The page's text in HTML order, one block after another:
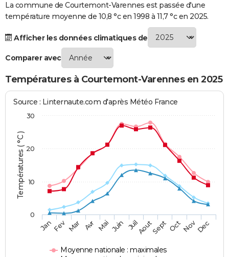
FORUM
La commune de Courtemont-Varennes est passée d'une
température moyenne de 10,8 °c en 1998 à 11,7 °c en 2025.
Afficher les données climatiques de
Comparer avec
Températures à Courtemont-Varennes en 2025
Températures ( °C )
Source : Linternaute.com d'après Météo France
Moyenne nationale : maximales
JanFev Mar Avr Mai Juin JuilAoutSept OctNovDec
0
10
20
30